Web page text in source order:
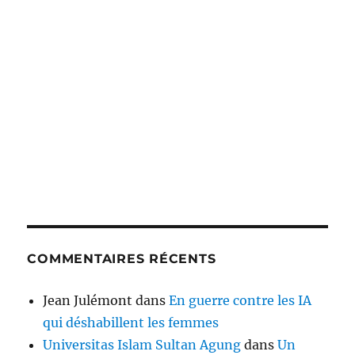
COMMENTAIRES RÉCENTS
Jean Julémont dansEn guerre contre les IA
qui déshabillent les femmes
Universitas Islam Sultan Agung dansUn